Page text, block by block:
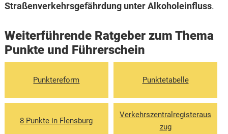
Straßenverkehrsgefährdung unter Alkoholeinfluss.
Weiterführende Ratgeber zum Thema
Punkte und Führerschein
Punktereform Punktetabelle
8 Punkte in Flensburg
Verkehrszentralregisteraus
zug